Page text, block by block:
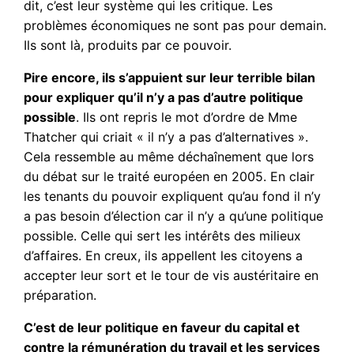
dit, c’est leur système qui les critique. Les
problèmes économiques ne sont pas pour demain.
Ils sont là, produits par ce pouvoir.
Pire encore, ils s’appuient sur leur terrible bilan
pour expliquer qu’il n’y a pas d’autre politique
possible. Ils ont repris le mot d’ordre de Mme
Thatcher qui criait « il n’y a pas d’alternatives ».
Cela ressemble au même déchaînement que lors
du débat sur le traité européen en 2005. En clair
les tenants du pouvoir expliquent qu’au fond il n’y
a pas besoin d’élection car il n’y a qu’une politique
possible. Celle qui sert les intérêts des milieux
d’affaires. En creux, ils appellent les citoyens a
accepter leur sort et le tour de vis austéritaire en
préparation.
C’est de leur politique en faveur du capital et
contre la rémunération du travail et les services